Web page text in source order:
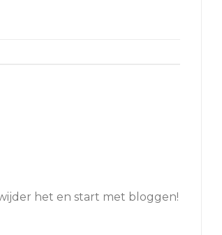
het en start met bloggen!